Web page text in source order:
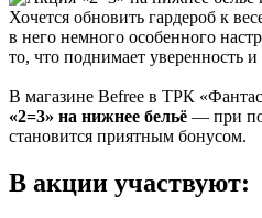
Хочется обновить гардероб к
в него немного особенного
то, что поднимает уверенность
В магазине Befree в ТРК
«2=3» на нижнее бельё — при
становится приятным бонусом.
В акции участвуют: